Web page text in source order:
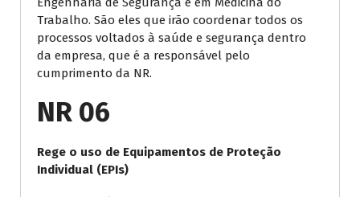
Trabalho. São eles que irão coordenar todos os
processos voltados à saúde e segurança dentro
da empresa, que é a responsável pelo
cumprimento da NR.
NR 06
Rege o uso de Equipamentos de Proteção
Individual (EPIs)